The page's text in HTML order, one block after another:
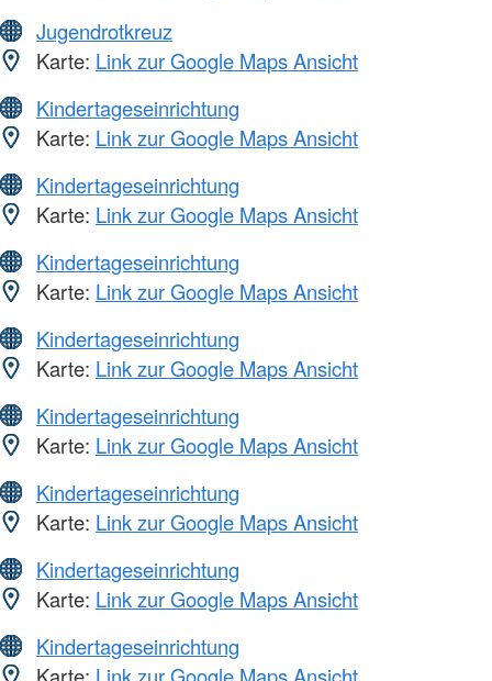
Jugendrotkreuz
Karte: Link zur Google Maps Ansicht
Kindertageseinrichtung
Karte: Link zur Google Maps Ansicht
Kindertageseinrichtung
Karte: Link zur Google Maps Ansicht
Kindertageseinrichtung
Karte: Link zur Google Maps Ansicht
Kindertageseinrichtung
Karte: Link zur Google Maps Ansicht
Kindertageseinrichtung
Karte: Link zur Google Maps Ansicht
Kindertageseinrichtung
Karte: Link zur Google Maps Ansicht
Kindertageseinrichtung
Karte: Link zur Google Maps Ansicht
Kindertageseinrichtung